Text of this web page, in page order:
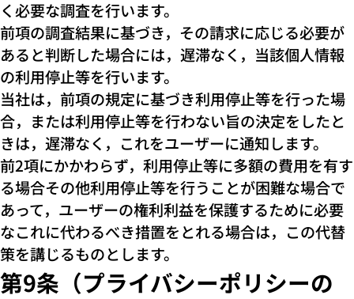
く必要な調査を行います。
前項の調査結果に基づき，その請求に応じる必要が
あると判断した場合には，遅滞なく，当該個人情報
の利用停止等を行います。
当社は，前項の規定に基づき利用停止等を行った場
合，または利用停止等を行わない旨の決定をしたと
きは，遅滞なく，これをユーザーに通知します。
前2項にかかわらず，利用停止等に多額の費用を有す
る場合その他利用停止等を行うことが困難な場合で
あって，ユーザーの権利利益を保護するために必要
なこれに代わるべき措置をとれる場合は，この代替
策を講じるものとします。
第9条（プライバシーポリシーの